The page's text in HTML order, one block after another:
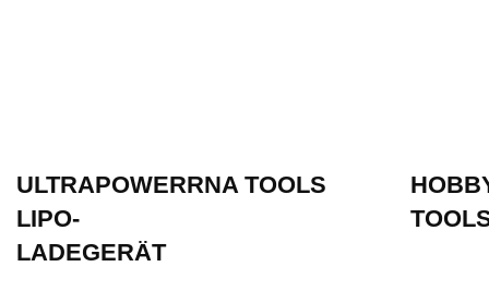
ULTRAPOWER
LIPO-
LADEGERÄT
RNA TOOLS